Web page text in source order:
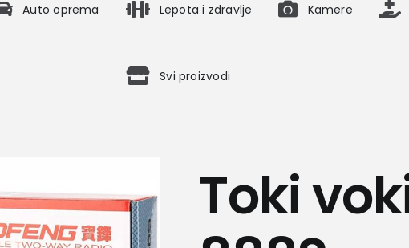
Auto oprema Lepota i zdravlje Kamere
Svi proizvodi
Toki